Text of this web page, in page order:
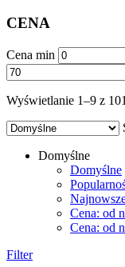
CENA
Cena min
Wyświetlanie 1–9 z
Domyślne
Domyślne
Cena: od
Cena: od
Filter